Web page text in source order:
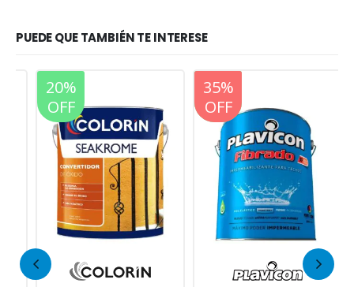
PUEDE QUE TAMBIÉN TE INTERESE
20%
OFF
20%
OFF
35%
OFF